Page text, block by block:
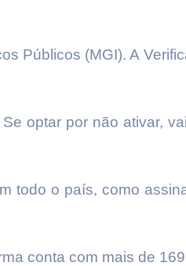
Públicos (MGI). A
optar por não ativar,
todo o país, como
conta com mais de